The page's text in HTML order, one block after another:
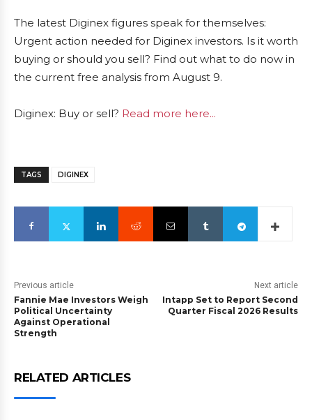
The latest Diginex figures speak for themselves:
Urgent action needed for Diginex investors. Is it worth
buying or should you sell? Find out what to do now in
the current free analysis from August 9.
Diginex: Buy or sell? Read more here...
TAGS DIGINEX
Previous article
Fannie Mae Investors Weigh
Political Uncertainty
Against Operational
Strength
Next article
Intapp Set to Report Second
Quarter Fiscal 2026 Results
RELATED ARTICLES